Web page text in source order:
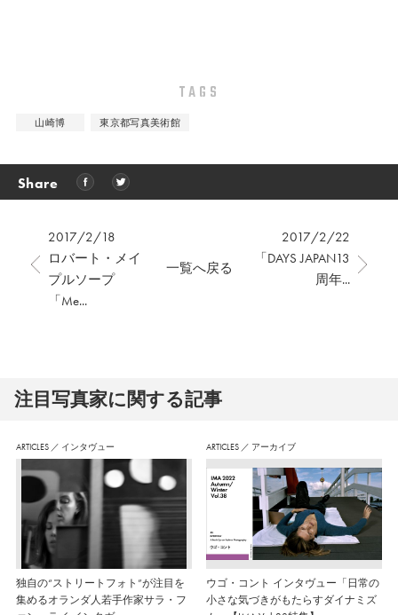
TAGS
山崎博 東京都写真美術館
Share
2017/2/18
ロバート・メイ
プルソープ
「Me...
2017/2/22
「DAYS JAPAN13
周年...
一覧へ戻る
注⽬写真家に関する記事
ARTICLES ／ インタヴュー
独自の“ストリートフォト”が注目を
集めるオランダ人若手作家サラ・フ
ARTICLES ／ アーカイブ
ウゴ・コント インタヴュー「日常の
小さな気づきがもたらすダイナミズ